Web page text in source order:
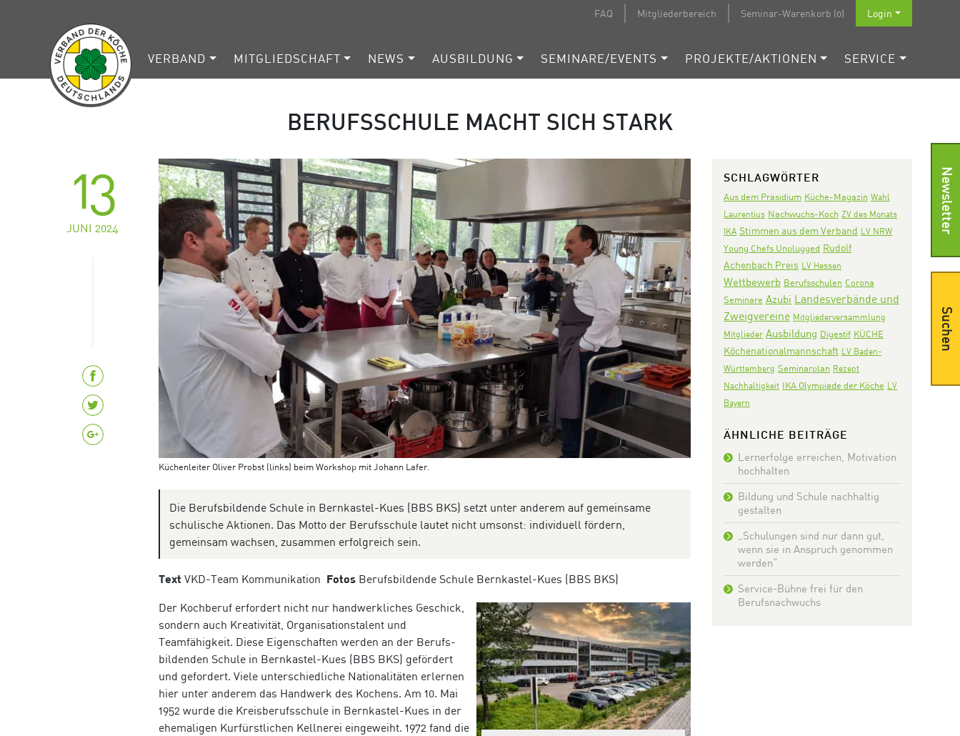
FAQ Mitgliederbereich Seminar-Warenkorb (0) Login
VERBAND MITGLIEDSCHAFT NEWS AUSBILDUNG SEMINARE/EVENTS PROJEKTE/AKTIONEN SERVICE
BERUFSSCHULE MACHT SICH STARK
13
JUNI 2024
Küchenleiter Oliver Probst (links) beim Workshop mit Johann Lafer.
Die Berufs­bildende Schule in Bernkastel-Kues (BBS BKS) setzt unter anderem auf gemein­same
schulische Aktionen. Das Motto der Berufsschule lautet nicht umsonst: individuell fördern,
gemeinsam wachsen, zusammen erfolgreich sein.
Text VKD-Team Kommunikation Fotos Berufsbildende Schule Bernkastel-Kues (BBS BKS)
Der Kochberuf erfordert nicht nur handwerkliches Geschick,
sondern auch Kreativität, Organisationstalent und
Teamfähigkeit. Diese Eigenschaften werden an der Berufs­
bildenden Schule in Bernkastel-Kues (BBS BKS) gefördert
und gefordert. Viele unterschiedliche Nationalitäten erlernen
hier unter anderem das Handwerk des Kochens. Am 10. Mai
1952 wurde die Kreis­berufsschule in Bernkastel-Kues in der
ehemaligen Kurfürst­lichen Kellnerei eingeweiht. 1972 fand die
SCHLAGWÖRTER
Aus dem Präsidium Küche-Magazin Wahl
Laurentius Nachwuchs-Koch ZV des Monats
IKA Stimmen aus dem Verband LV NRW
Young Chefs Unplugged Rudolf
Achenbach Preis LV Hessen
Wettbewerb Berufsschulen Corona
Seminare Azubi Landesverbände und
Zweigvereine Mitgliederversammlung
Mitglieder Ausbildung Digestif KÜCHE
Köchenationalmannschaft LV Baden-
Württemberg Seminarplan Rezept
Nachhaltigkeit IKA Olympiade der Köche LV
Bayern
ÄHNLICHE BEITRÄGE
Lernerfolge erreichen, Motivation
hochhalten
Bildung und Schule nachhaltig
gestalten
„Schulungen sind nur dann gut,
wenn sie in Anspruch genommen
werden“
Service-Bühne frei für den
Berufsnachwuchs
Newsletter
Suchen